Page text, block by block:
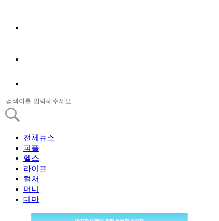
전체뉴스
피플
헬스
라이프
컬처
머니
테마